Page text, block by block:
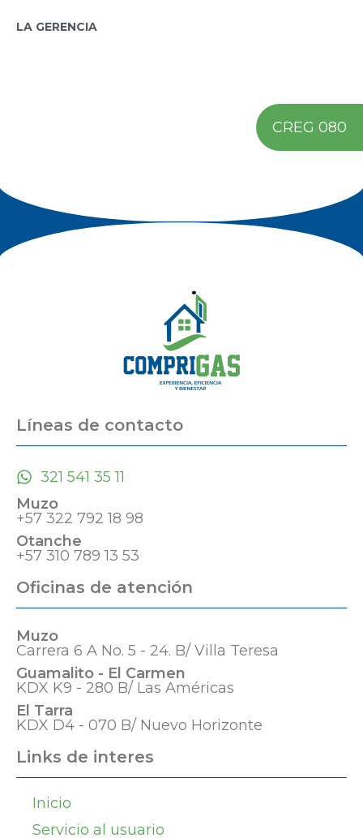
CREG 080
LA GERENCIA
Líneas de contacto
321 541 35 11
Muzo
+57 322 792 18 98
Otanche
+57 310 789 13 53
Oficinas de atención
Muzo
Carrera 6 A No. 5 - 24. B/ Villa Teresa
Guamalito - El Carmen
KDX K9 - 280 B/ Las Américas
El Tarra
KDX D4 - 070 B/ Nuevo Horizonte
Links de interes
Inicio
Servicio al usuario